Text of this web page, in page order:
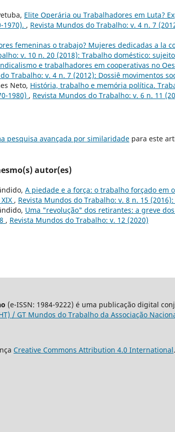
Elite Operária ou Trabalhadores em Luta?
1970). , Revista Mundos do Trabalho: v. 4 n. 7
femeninas o trabajo? Mujeres dedicadas a la
v. 10 n. 20 (2018): Trabalho doméstico:
e trabalhadores em cooperativas no
Trabalho: v. 4 n. 7 (2012): Dossiê movimentos
Neto, História, trabalho e memória política.
1980) , Revista Mundos do Trabalho: v. 6 n. 11
pesquisa avançada por similaridade para este
autor(es)
A piedade e a força: o trabalho forçado em
, Revista Mundos do Trabalho: v. 8 n. 15
Uma "revolução" dos retirantes: a greve
, Revista Mundos do Trabalho: v. 12 (2020)
(e-ISSN: 1984-9222) é uma publicação digital
/ GT Mundos do Trabalho da Associação
Creative Commons Attribution 4.0 International.